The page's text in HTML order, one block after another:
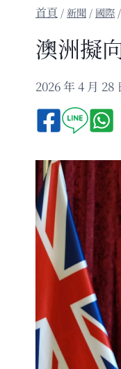
/新聞 / 國際 /
澳洲擬
2026 年 4 月 28